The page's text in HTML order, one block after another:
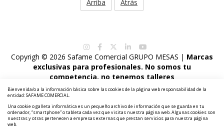
Arriba Atrás
Copyrigh © 2026 Safame Comercial GRUPO MESAS | Marcas
exclusivas para profesionales. No somos tu
competencia, no tenemos talleres
Catálogo| Fabricantes|Neumáticos|Aviso Legal|Política Privacidad
|Sus datos Seguros
Diseño y Desarrollo Web Im3diA comunicación
Bienvenida/o a la información básica sobre las cookies de la página web responsabilidad de la
entidad: SAFAME COMERCIAL.
Una cookie o galleta informática es un pequeño archivo de información que se guarda en tu
ordenador, “smartphone” o tableta cada vez que visitas nuestra página web. Algunas cookies son
nuestras y otras pertenecen a empresas externas que prestan servicios para nuestra página
web.